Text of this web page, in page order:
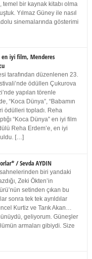
temel bir kaynak kitabı olma
Yılmaz Güney ile nasıl
sinemalarında gösterimi
en iyi film, Menderes
tarafından düzenlenen 23.
ödüllen Çukurova
yapılan törenle
“Koca Dünya”, “Babamın
ödülleri topladı. Reha
“Koca Dünya” en iyi film
Reha Erdem’e, en iyi
[…]
/ Sevda AYDIN
biri yandaki
Zeki Ökten’in
setinden çıkan bu
sonra tek tek ayrıldılar
Kurtiz ve Tarık Akan…
geliyorum. Güneşler
armaları gibiydi. Size